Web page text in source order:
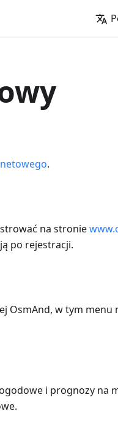
.
na stronie
po rejestracji.
OsmAnd, w tym menu
i prognozy na